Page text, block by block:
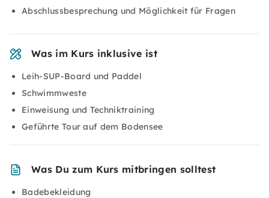
Abschlussbesprechung und Möglichkeit für Fragen
Was im Kurs inklusive ist
Leih-SUP-Board und Paddel
Schwimmweste
Einweisung und Techniktraining
Geführte Tour auf dem Bodensee
Was Du zum Kurs mitbringen solltest
Badebekleidung